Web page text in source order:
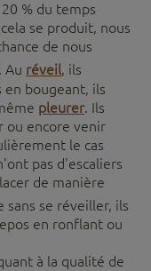
% du temps
se produit, nous
de nous
Au réveil, ils
bougeant, ils
pleurer. Ils
ou encore venir
le cas
pas d'escaliers
de manière
sans se réveiller, ils
en ronflant ou
à la qualité de